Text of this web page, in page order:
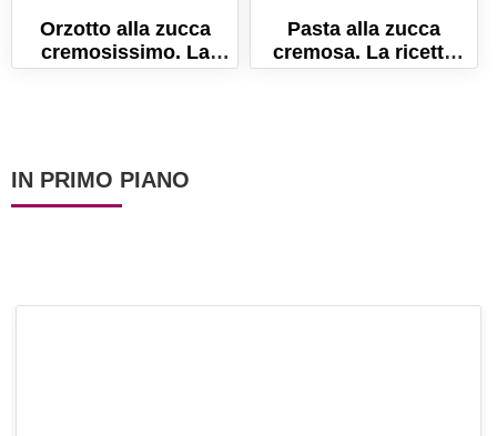
Orzotto alla zucca
cremosissimo. La
ricetta facile pronta in
Pasta alla zucca
cremosa. La ricetta
classica napoletana!
IN PRIMO PIANO